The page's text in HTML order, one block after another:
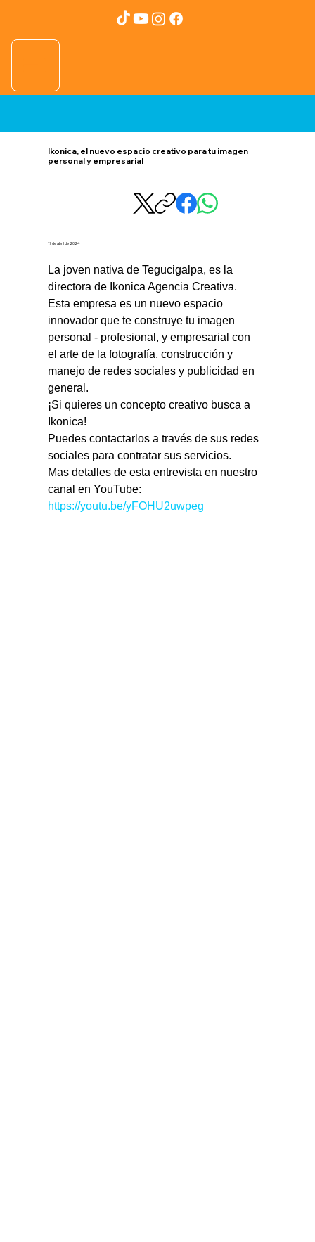
Ikonica, el nuevo espacio creativo para tu imagen
personal y empresarial
17 de abril de 2024
La joven nativa de Tegucigalpa, es la
directora de Ikonica Agencia Creativa.
Esta empresa es un nuevo espacio
innovador que te construye tu imagen
personal - profesional, y empresarial con
el arte de la fotografía, construcción y
manejo de redes sociales y publicidad en
general.
¡Si quieres un concepto creativo busca a
Ikonica!
Puedes contactarlos a través de sus redes
sociales para contratar sus servicios.
Mas detalles de esta entrevista en nuestro
canal en YouTube:
https://youtu.be/yFOHU2uwpeg